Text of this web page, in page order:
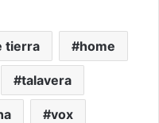
tierra home
talavera
vox